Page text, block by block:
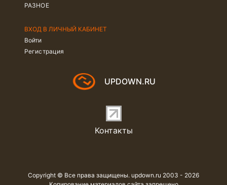
РАЗНОЕ
ВХОД В ЛИЧНЫЙ КАБИНЕТ
Войти
Регистрация
UPDOWN.RU
Контакты
Copyright © Все права защищены. updown.ru 2003 - 2026